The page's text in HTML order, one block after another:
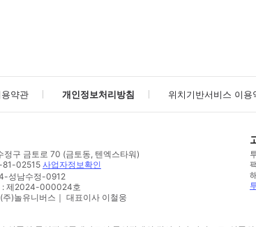
용약관 개인정보처리방침 위치기반서비스 이용
정구 금토로 70 (금토동, 텐엑스타워)
02515사업자정보확인
성남수정-0912
: 제2024-000024호
)놀유니버스｜ 대표이사 이철웅